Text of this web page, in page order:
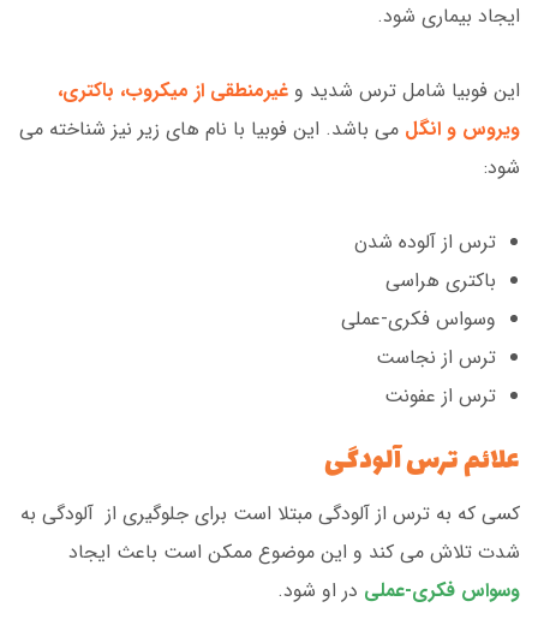
ایجاد بیماری شود.
این فوبیا شامل ترس شدید و غیرمنطقی از میکروب، باکتری،
ویروس و انگل می باشد. این فوبیا با نام های زیر نیز شناخته می
شود:
ترس از آلوده شدن
باکتری هراسی
وسواس فکری-عملی
ترس از نجاست
ترس از عفونت
علائم ترس آلودگی
کسی که به ترس از آلودگی مبتلا است برای جلوگیری از آلودگی به
شدت تلاش می کند و این موضوع ممکن است باعث ایجاد
وسواس فکری-عملی در او شود.